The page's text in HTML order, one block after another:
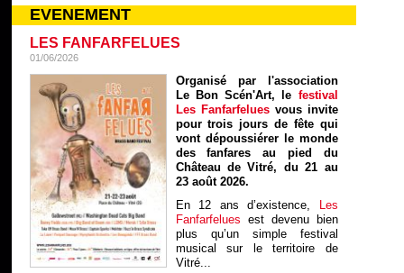
EVENEMENT
LES FANFARFELUES
01/06/2026
Organisé par l'association
Le Bon Scén'Art, le festival
Les Fanfarfelues vous invite
pour trois jours de fête qui
vont dépoussiérer le monde
des fanfares au pied du
Château de Vitré, du 21 au
23 août 2026.
En 12 ans d’existence, Les
Fanfarfelues est devenu bien
plus qu’un simple festival
musical sur le territoire de
Vitré...